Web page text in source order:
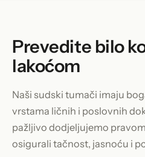
Prevedite bilo
lakoćom
Naši sudski tumači imaju
vrstama ličnih i poslovnih
pažljivo dodjeljujemo
osigurali tačnost, jasnoću i